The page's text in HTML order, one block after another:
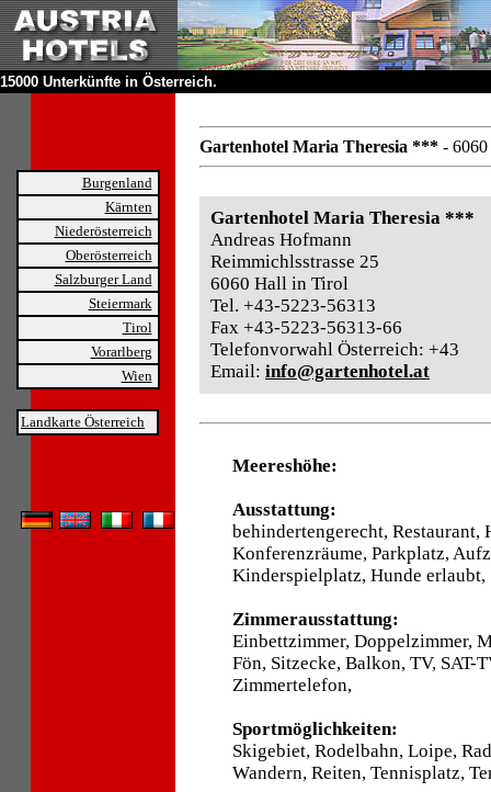
15000 Unterkünfte in Österreich.
Burgenland
Kärnten
Niederösterreich
Oberösterreich
Salzburger Land
Steiermark
Tirol
Vorarlberg
Wien
Landkarte Österreich
Gartenhotel Maria Theresia *** -
Gartenhotel Maria Theresia ***
Andreas Hofmann
Reimmichlsstrasse 25
6060 Hall in Tirol
Tel. +43-5223-56313
Fax +43-5223-56313-66
Telefonvorwahl Österreich: +43
Email: info@gartenhotel.at
Meereshöhe:
Ausstattung:
behindertengerecht, Restaurant,
Konferenzräume, Parkplatz,
Kinderspielplatz, Hunde erlaubt,
Zimmerausstattung:
Einbettzimmer, Doppelzimmer,
Fön, Sitzecke, Balkon, TV, SAT-
Zimmertelefon,
Sportmöglichkeiten:
Skigebiet, Rodelbahn, Loipe,
Wandern, Reiten, Tennisplatz,